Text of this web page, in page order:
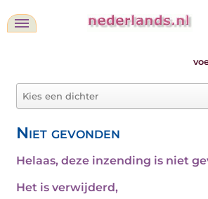
Niet gevonden
Helaas, deze inzending is niet
Het is verwijderd,